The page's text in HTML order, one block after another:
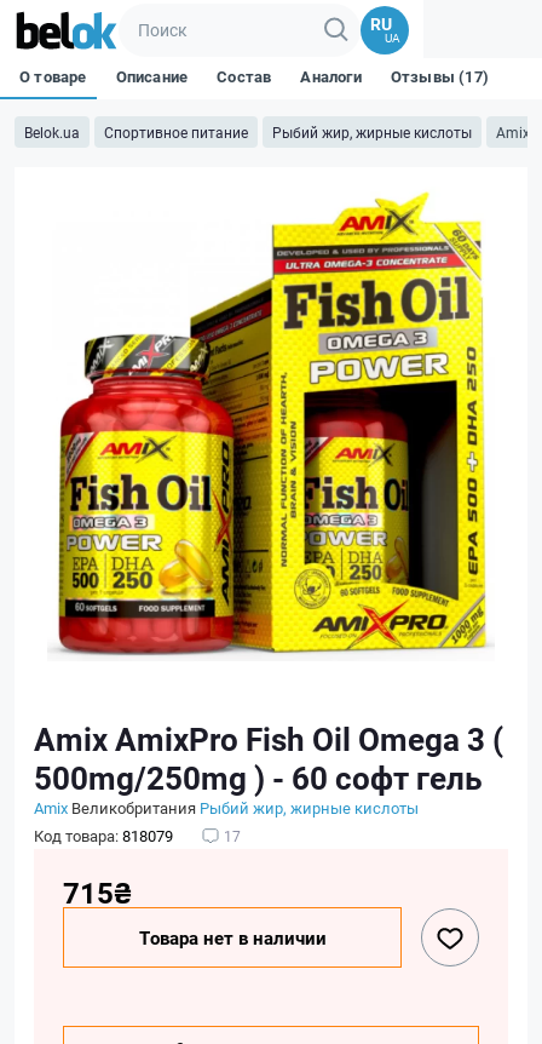
RU
UA
Belok.ua Спортивное питание Рыбий жир, жирные кислоты
О товаре Описание Состав Аналоги Отзывы (17)
Amix AmixPro Fish Oil Omega 3 (
500mg/250mg ) - 60 софт гель
Amix Великобритания Рыбий жир, жирные кислоты
Код товара:818079 17
715₴
Товара нет в наличии